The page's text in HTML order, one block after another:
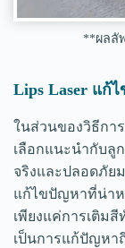
**ผลลั
Lips Laser แก้
ในส่วนของวิธีกา
เลือกแนะนำกับลู
จริงและปลอดภัย
แก้ไขปัญหาที่น่าห
เพียงแค่การเติม
เป็นการแก้ปัญหา